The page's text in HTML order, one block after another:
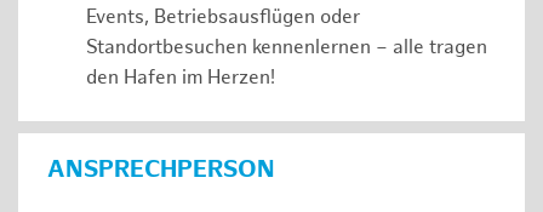
Events, Betriebsausflügen oder
Standortbesuchen kennenlernen – alle tragen
den Hafen im Herzen!
ANSPRECHPERSON